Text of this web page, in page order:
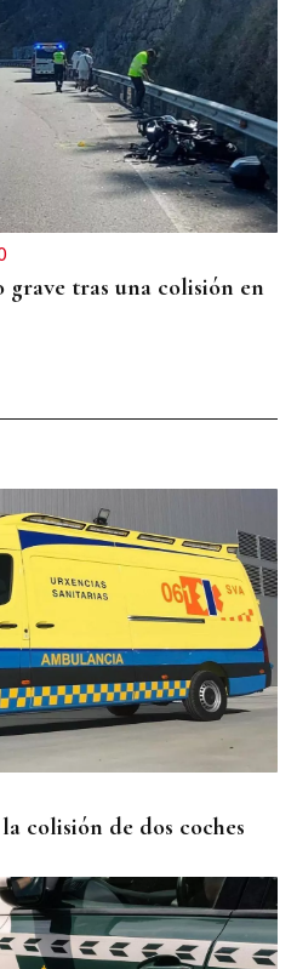
tras una colisión en
socialista y dirigente
colisión de dos coches